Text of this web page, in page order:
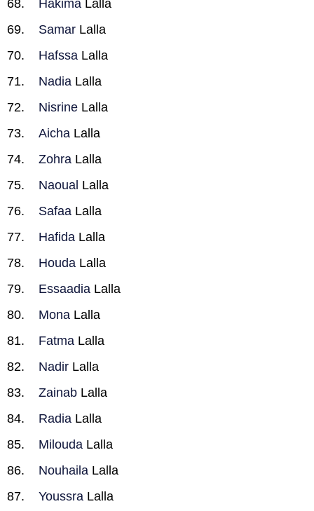
Hakima Lalla
Samar Lalla
Hafssa Lalla
Nadia Lalla
Nisrine Lalla
Aicha Lalla
Zohra Lalla
Naoual Lalla
Safaa Lalla
Hafida Lalla
Houda Lalla
Essaadia Lalla
Mona Lalla
Fatma Lalla
Nadir Lalla
Zainab Lalla
Radia Lalla
Milouda Lalla
Nouhaila Lalla
Youssra Lalla